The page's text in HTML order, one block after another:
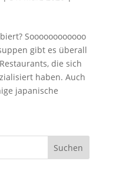
Soooooooooooo
gibt es überall
die sich
haben. Auch
japanische